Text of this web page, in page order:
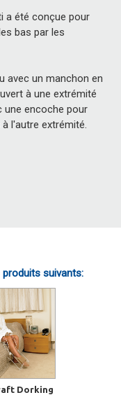
a été conçue pour
bas par les
avec un manchon en
à une extrémité
une encoche pour
l'autre extrémité.
suivants:
Dorking